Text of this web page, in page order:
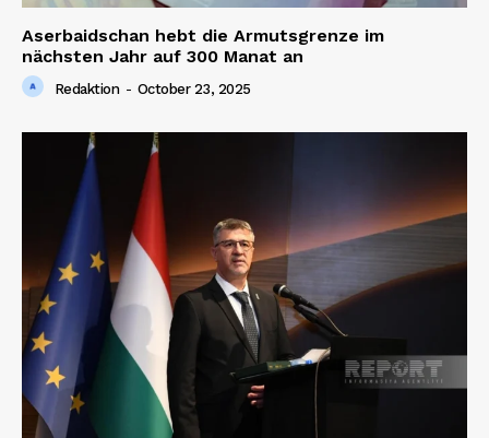
Aserbaidschan hebt die Armutsgrenze im
nächsten Jahr auf 300 Manat an
Redaktion - October 23, 2025